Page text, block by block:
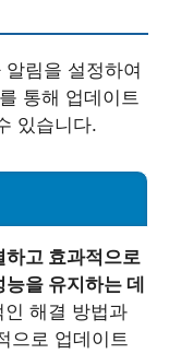
림을 설정하여
통해 업데이트
있습니다.
하고 효과적으로
을 유지하는 데
해결 방법과
으로 업데이트